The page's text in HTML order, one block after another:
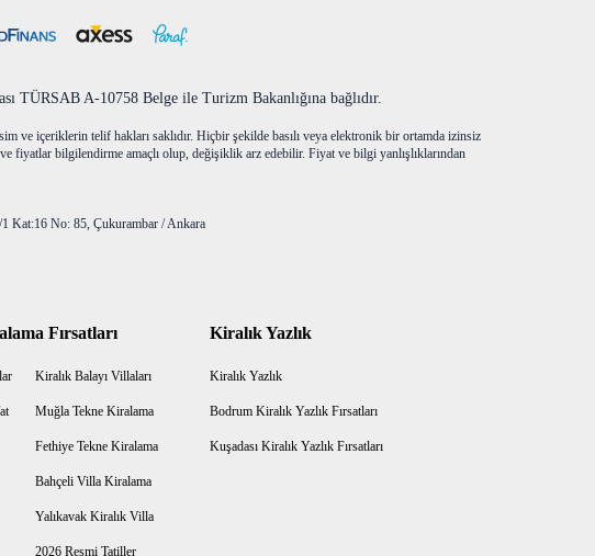
TÜRSAB A-10758 Belge ile Turizm Bakanlığına bağlıdır.
ve içeriklerin telif hakları saklıdır. Hiçbir şekilde basılı veya elektronik bir ortamda izinsiz
fiyatlar bilgilendirme amaçlı olup, değişiklik arz edebilir. Fiyat ve bilgi yanlışlıklarından
Kat:16 No: 85, Çukurambar / Ankara
Fırsatları
Kiralık Balayı Villaları
Muğla Tekne Kiralama
Fethiye Tekne Kiralama
Bahçeli Villa Kiralama
Yalıkavak Kiralık Villa
2026 Resmi Tatiller
Kiralık Yazlık
Kiralık Yazlık
Bodrum Kiralık Yazlık Fırsatları
Kuşadası Kiralık Yazlık Fırsatları